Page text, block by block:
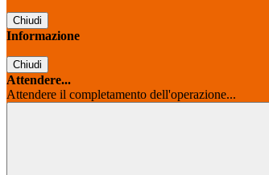
Chiudi
Informazione
Chiudi
Attendere...
Attendere il completamento dell'operazione...